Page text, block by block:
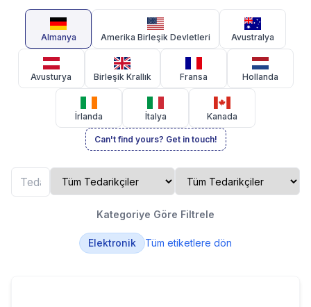
Almanya Amerika Birleşik Devletleri Avustralya
Avusturya Birleşik Krallık Fransa Hollanda
İrlanda İtalya Kanada
Can't find yours? Get in touch!
Kategoriye Göre Filtrele
Elektronik Tüm etiketlere dön